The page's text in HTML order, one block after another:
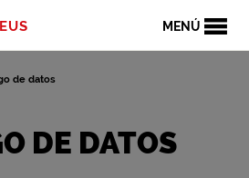
MENÚ
de datos
DE DATOS